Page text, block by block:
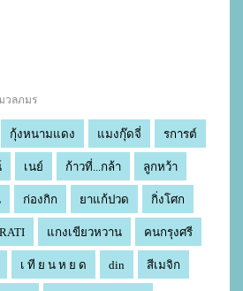
วลภมร
กุ้งหนามแดง แมงกุ๊ดจี่ รการต์
เนย์ ก้าวที่...กล้า ลูกหว้า
ก่องกิก ยาแก้ปวด กิ่งโศก
แกงเขียวหวาน คนกรุงศรี
เ ที ย น ห ย ด din สีเมจิก